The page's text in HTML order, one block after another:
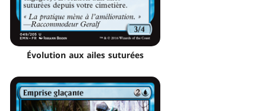
Évolution aux ailes suturées